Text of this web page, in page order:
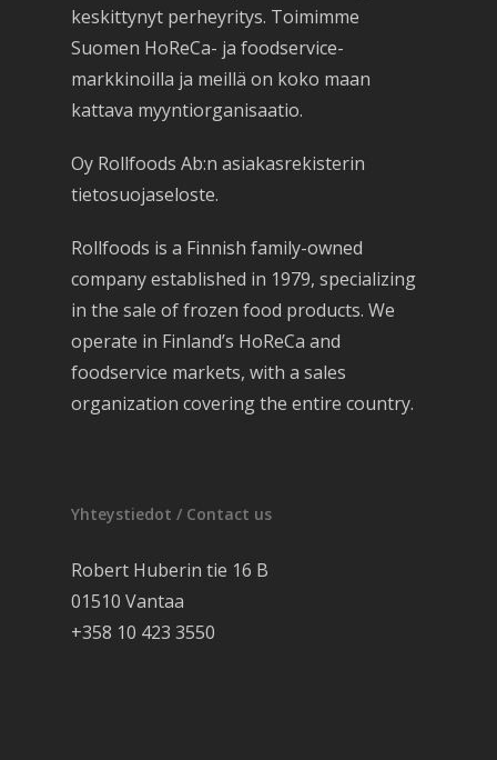
keskittynyt perheyritys. Toimimme
Suomen HoReCa- ja foodservice-
markkinoilla ja meillä on koko maan
kattava myyntiorganisaatio.
Oy Rollfoods Ab:n asiakasrekisterin
tietosuojaseloste.
Rollfoods is a Finnish family-owned
company established in 1979, specializing
in the sale of frozen food products. We
operate in Finland’s HoReCa and
foodservice markets, with a sales
organization covering the entire country.
Yhteystiedot / Contact us
Robert Huberin tie 16 B
01510 Vantaa
+358 10 423 3550